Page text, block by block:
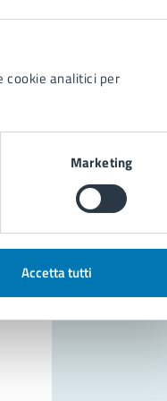
cookie analitici per
Marketing
Accetta tutti